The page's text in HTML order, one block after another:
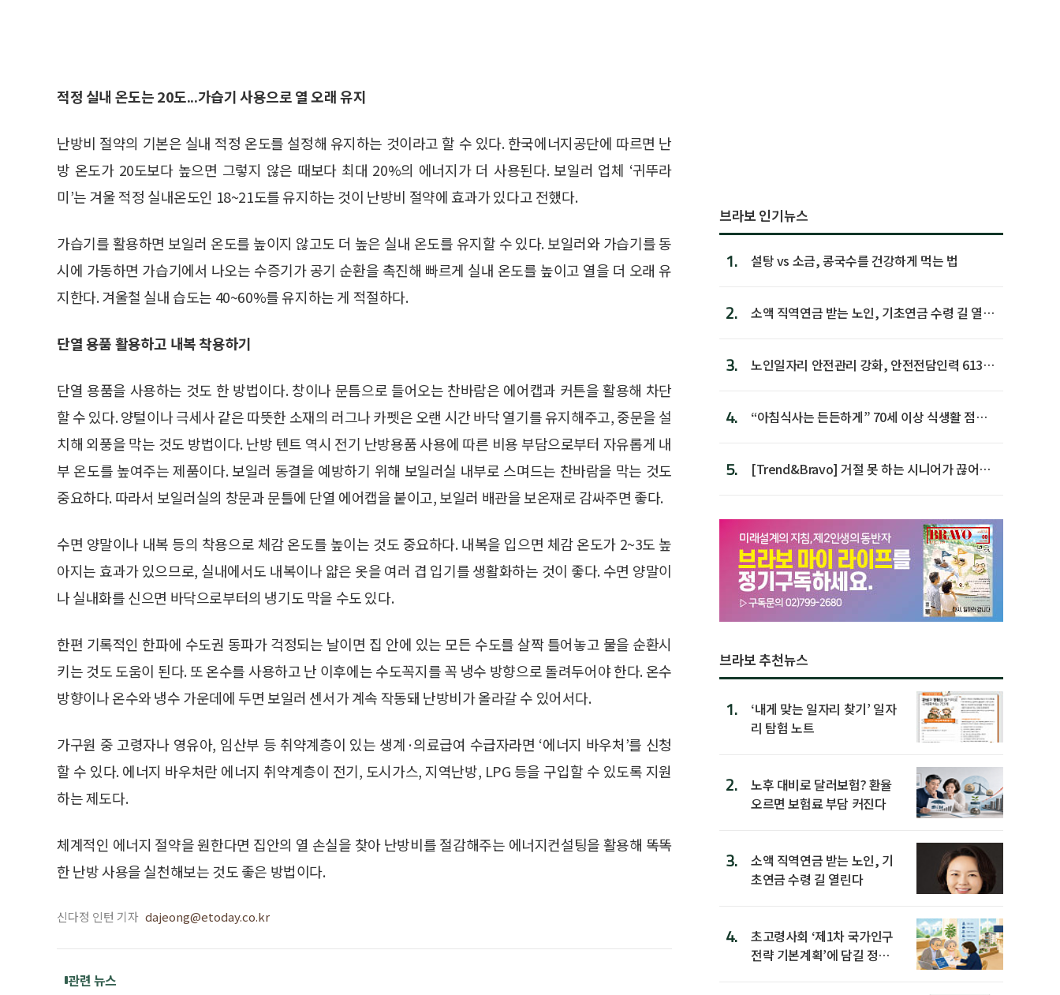
적정 실내 온도는 20도...가습기 사용으로 열 오래 유지
난방비 절약의 기본은 실내 적정 온도를 설정해 유지하는 것이라고 할 수 있다. 한국에너지공단에 따르면 난
방 온도가 20도보다 높으면 그렇지 않은 때보다 최대 20%의 에너지가 더 사용된다. 보일러 업체 ‘귀뚜라
미’는 겨울 적정 실내온도인 18~21도를 유지하는 것이 난방비 절약에 효과가 있다고 전했다.
가습기를 활용하면 보일러 온도를 높이지 않고도 더 높은 실내 온도를 유지할 수 있다. 보일러와 가습기를 동
시에 가동하면 가습기에서 나오는 수증기가 공기 순환을 촉진해 빠르게 실내 온도를 높이고 열을 더 오래 유
지한다. 겨울철 실내 습도는 40~60%를 유지하는 게 적절하다.
단열 용품 활용하고 내복 착용하기
단열 용품을 사용하는 것도 한 방법이다. 창이나 문틈으로 들어오는 찬바람은 에어캡과 커튼을 활용해 차단
할 수 있다. 양털이나 극세사 같은 따뜻한 소재의 러그나 카펫은 오랜 시간 바닥 열기를 유지해주고, 중문을 설
치해 외풍을 막는 것도 방법이다. 난방 텐트 역시 전기 난방용품 사용에 따른 비용 부담으로부터 자유롭게 내
부 온도를 높여주는 제품이다. 보일러 동결을 예방하기 위해 보일러실 내부로 스며드는 찬바람을 막는 것도
중요하다. 따라서 보일러실의 창문과 문틀에 단열 에어캡을 붙이고, 보일러 배관을 보온재로 감싸주면 좋다.
수면 양말이나 내복 등의 착용으로 체감 온도를 높이는 것도 중요하다. 내복을 입으면 체감 온도가 2~3도 높
아지는 효과가 있으므로, 실내에서도 내복이나 얇은 옷을 여러 겹 입기를 생활화하는 것이 좋다. 수면 양말이
나 실내화를 신으면 바닥으로부터의 냉기도 막을 수도 있다.
한편 기록적인 한파에 수도권 동파가 걱정되는 날이면 집 안에 있는 모든 수도를 살짝 틀어놓고 물을 순환시
키는 것도 도움이 된다. 또 온수를 사용하고 난 이후에는 수도꼭지를 꼭 냉수 방향으로 돌려두어야 한다. 온수
방향이나 온수와 냉수 가운데에 두면 보일러 센서가 계속 작동돼 난방비가 올라갈 수 있어서다.
가구원 중 고령자나 영유아, 임산부 등 취약계층이 있는 생계·의료급여 수급자라면 ‘에너지 바우처’를 신청
할 수 있다. 에너지 바우처란 에너지 취약계층이 전기, 도시가스, 지역난방, LPG 등을 구입할 수 있도록 지원
하는 제도다.
체계적인 에너지 절약을 원한다면 집안의 열 손실을 찾아 난방비를 절감해주는 에너지컨설팅을 활용해 똑똑
한 난방 사용을 실천해보는 것도 좋은 방법이다.
신다정 인턴 기자 dajeong@etoday.co.kr
관련 뉴스
브라보 인기뉴스
1. 설탕 vs 소금, 콩국수를 건강하게 먹는 법
2.
소액 직역연금 받는 노인, 기초연금 수령 길 열린
3.
노인일자리 안전관리 강화, 안전전담인력 613명
4.
“아침식사는 든든하게” 70세 이상 식생활 점수
5.
[Trend&Bravo] 거절 못 하는 시니어가 끊어야
브라보 추천뉴스
1.
‘내게 맞는 일자리 찾기’ 일자
리 탐험 노트
2.
노후 대비로 달러보험? 환율
오르면 보험료 부담 커진다
3.
소액 직역연금 받는 노인, 기
초연금 수령 길 열린다
4.
초고령사회 ‘제1차 국가인구
전략 기본계획’에 담길 정책